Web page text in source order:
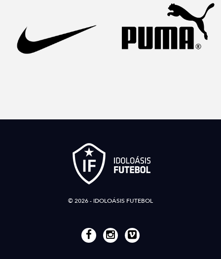
© 2026 - IDOLOÁSIS FUTEBOL